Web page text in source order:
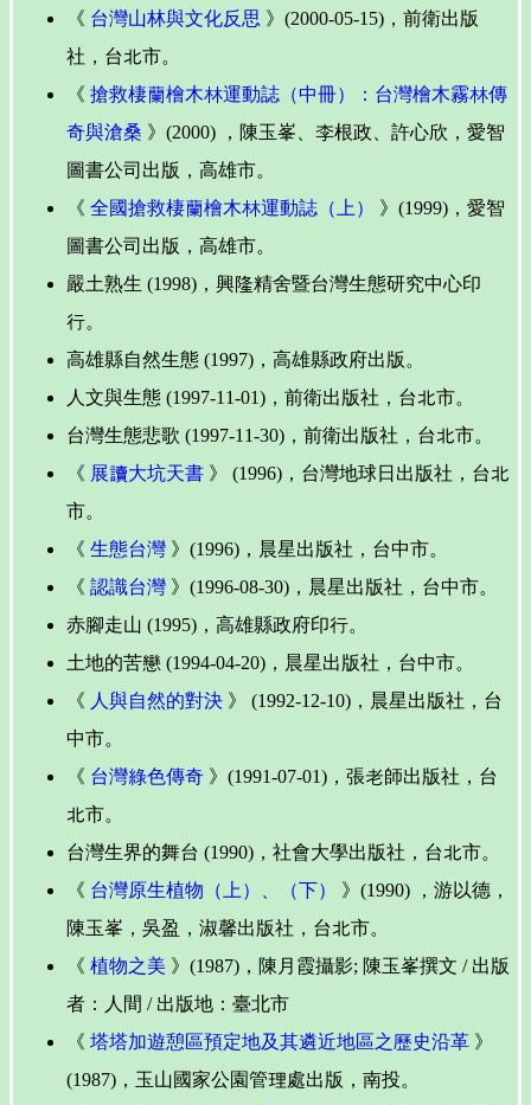
《 台灣山林與文化反思 》(2000-05-15)，前衛出版
社，台北市。
《 搶救棲蘭檜木林運動誌（中冊）：台灣檜木霧林傳
奇與滄桑 》(2000) ，陳玉峯、李根政、許心欣，愛智
圖書公司出版，高雄市。
《 全國搶救棲蘭檜木林運動誌（上）
》(1999)，愛智
圖書公司出版，高雄市。
嚴土熟生 (1998)，興隆精舍暨台灣生態研究中心印
行。
高雄縣自然生態 (1997)，高雄縣政府出版。
人文與生態 (1997-11-01)，前衛出版社，台北市。
台灣生態悲歌 (1997-11-30)，前衛出版社，台北市。
《 展讀大坑天書 》 (1996)，台灣地球日出版社，台北
市。
《 生態台灣 》(1996)，晨星出版社，台中市。
《 認識台灣 》(1996-08-30)，晨星出版社，台中市。
赤腳走山 (1995)，高雄縣政府印行。
土地的苦戀 (1994-04-20)，晨星出版社，台中市。
《 人與自然的對決 》 (1992-12-10)，晨星出版社，台
中市。
《 台灣綠色傳奇 》(1991-07-01)，張老師出版社，台
北市。
台灣生界的舞台 (1990)，社會大學出版社，台北市。
《 台灣原生植物（上）、（下）
》(1990) ，游以德，
陳玉峯，吳盈，淑馨出版社，台北市。
《 植物之美 》(1987)，陳月霞攝影; 陳玉峯撰文 / 出版
者：人間 / 出版地：臺北市
《 塔塔加遊憩區預定地及其遴近地區之歷史沿革 》
(1987)，玉山國家公園管理處出版，南投。